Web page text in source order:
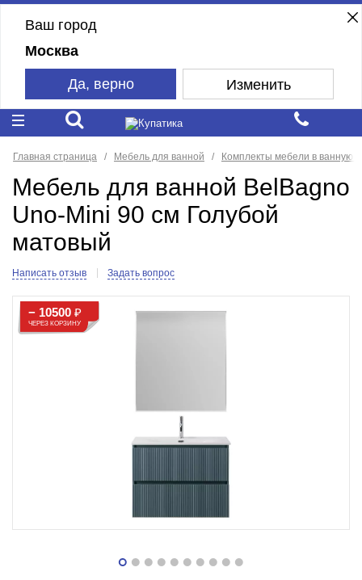
Ваш город
Москва
Да, верно Изменить
Главная страница Мебель для ванной Комплекты мебели в ванную
Мебель для ванной BelBagno
Uno-Mini 90 см Голубой
матовый
Написать отзыв Задать вопрос
− 10500₽
ЧЕРЕЗ КОРЗИНУ